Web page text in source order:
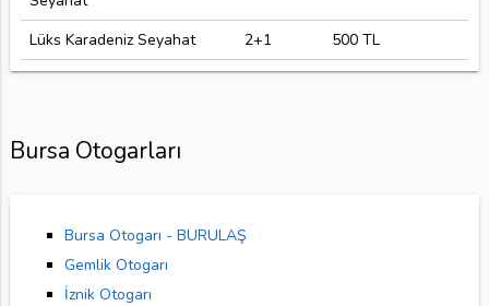
Lüks Karadeniz Seyahat 2+1 500 TL
Bursa Otogarları
Bursa Otogarı - BURULAŞ
Gemlik Otogarı
İznik Otogarı